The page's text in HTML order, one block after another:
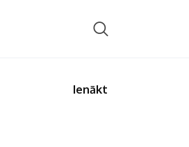
Ienākt